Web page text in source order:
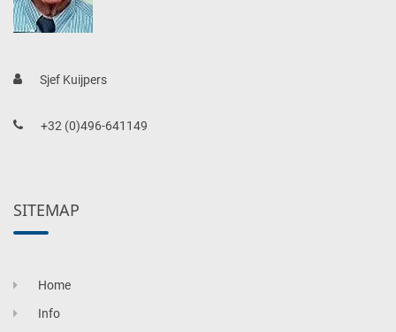
Sjef Kuijpers
+32 (0)496-641149
SITEMAP
Home
Info